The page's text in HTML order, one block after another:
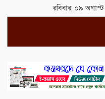
রবিবার, ০৯